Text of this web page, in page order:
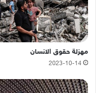
مهزلة حقوق الانسان
2023-10-14